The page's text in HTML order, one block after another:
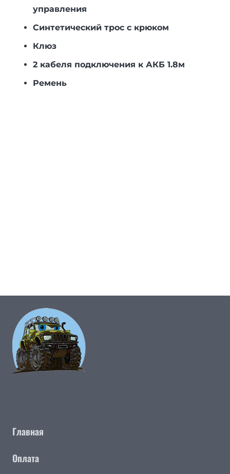
управления
Синтетический трос с крюком
Клюз
2 кабеля подключения к АКБ 1.8м
Ремень
Главная
Оплата